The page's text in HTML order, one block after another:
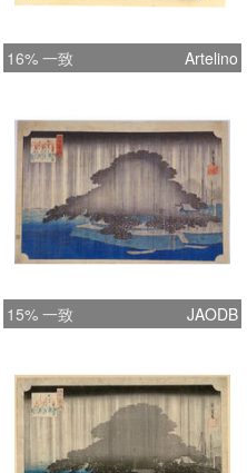
16% 一致 Artelino
15% 一致 JAODB